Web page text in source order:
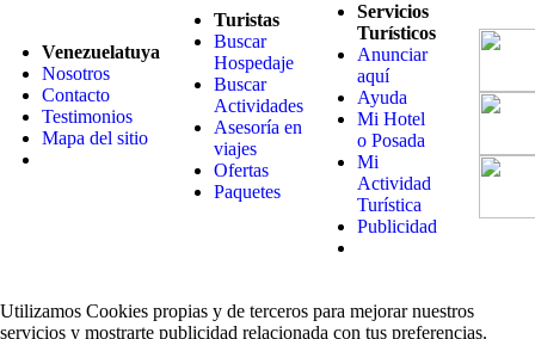
Venezuelatuya
Nosotros
Contacto
Testimonios
Mapa del sitio
Turistas
Buscar
Hospedaje
Buscar
Actividades
Asesoría en
viajes
Ofertas
Paquetes
Servicios
Turísticos
Anunciar
aquí
Ayuda
Mi Hotel
o Posada
Mi
Actividad
Turística
Publicidad
Utilizamos Cookies propias y de terceros para mejorar nuestros
servicios y mostrarte publicidad relacionada con tus preferencias.